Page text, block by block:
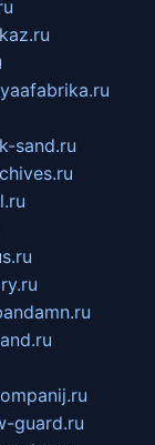
sand.ru
guard.ru